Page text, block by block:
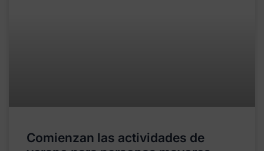
Comienzan las actividades de